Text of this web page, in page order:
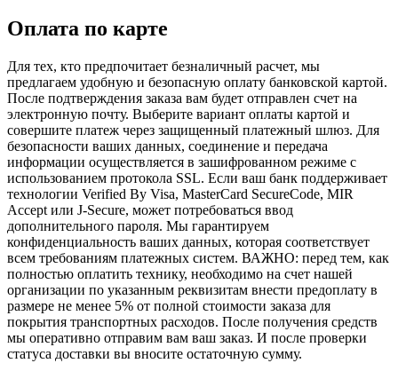
Оплата по карте
Для тех, кто предпочитает безналичный расчет, мы
предлагаем удобную и безопасную оплату банковской картой.
После подтверждения заказа вам будет отправлен счет на
электронную почту. Выберите вариант оплаты картой и
совершите платеж через защищенный платежный шлюз. Для
безопасности ваших данных, соединение и передача
информации осуществляется в зашифрованном режиме с
использованием протокола SSL. Если ваш банк поддерживает
технологии Verified By Visa, MasterCard SecureCode, MIR
Accept или J-Secure, может потребоваться ввод
дополнительного пароля. Мы гарантируем
конфиденциальность ваших данных, которая соответствует
всем требованиям платежных систем. ВАЖНО: перед тем, как
полностью оплатить технику, необходимо на счет нашей
организации по указанным реквизитам внести предоплату в
размере не менее 5% от полной стоимости заказа для
покрытия транспортных расходов. После получения средств
мы оперативно отправим вам ваш заказ. И после проверки
статуса доставки вы вносите остаточную сумму.